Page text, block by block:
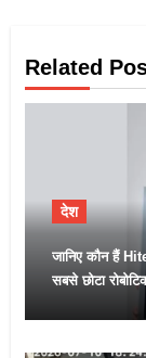
Related
देश
जानिए कौन हैं
सबसे छोटा